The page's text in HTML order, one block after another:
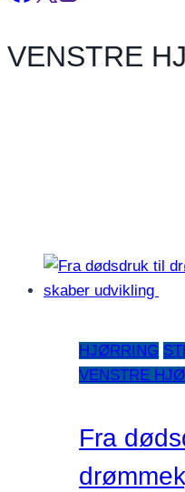
VENSTRE
HJØRRING
VENSTRE
Fra